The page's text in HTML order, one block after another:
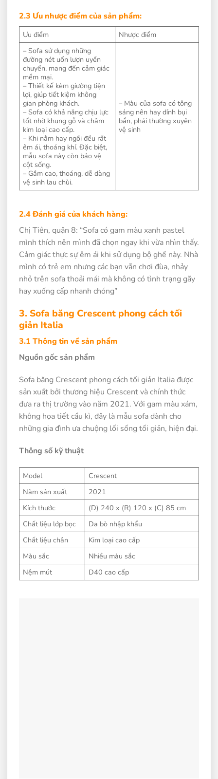
2.3 Ưu nhược điểm của sản phẩm:
Ưu điểm
Nhược điểm
– Sofa sử dụng những
đường nét uốn lượn uyển
chuyển, mang đến cảm giác
mềm mại.
– Thiết kế kèm giường tiện
lợi, giúp tiết kiệm không
gian phòng khách.
– Sofa có khả năng chịu lực
tốt nhờ khung gỗ và châm
kim loại cao cấp.
– Khi nằm hay ngồi đều rất
êm ái, thoáng khí. Đặc biệt,
mẫu sofa này còn bảo vệ
cột sống.
– Gầm cao, thoáng, dễ dàng
vệ sinh lau chùi.
– Màu của sofa có tông
sáng nên hay dính bụi
bẩn, phải thường xuyên
vệ sinh
2.4 Đánh giá của khách hàng:
Chị Tiên, quận 8: “Sofa có gam màu xanh pastel
mình thích nên mình đã chọn ngay khi vừa nhìn thấy.
Cảm giác thực sự êm ái khi sử dụng bộ ghế này. Nhà
mình có trẻ em nhưng các bạn vẫn chơi đùa, nhảy
nhỏ trên sofa thoải mái mà không có tình trạng gãy
hay xuống cấp nhanh chóng”
3. Sofa băng Crescent phong cách tối
giản Italia
3.1 Thông tin về sản phẩm
Nguồn gốc sản phẩm
Sofa băng Crescent phong cách tối giản Italia được
sản xuất bởi thương hiệu Crescent và chính thức
đưa ra thị trường vào năm 2021. Với gam màu xám,
không họa tiết cầu kì, đây là mẫu sofa dành cho
những gia đình ưa chuộng lối sống tối giản, hiện đại.
Thông số kỹ thuật
Model
Crescent
Năm sản xuất
2021
Kích thước
(D) 240 x (R) 120 x (C) 85 cm
Chất liệu lớp bọc
Da bò nhập khẩu
Chất liệu chân
Kim loại cao cấp
Màu sắc
Nhiều màu sắc
Nệm mút
D40 cao cấp